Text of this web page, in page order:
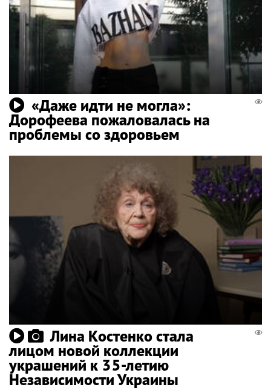
«Даже идти не могла»:
Дорофеева пожаловалась на
проблемы со здоровьем
Лина Костенко стала
лицом новой коллекции
украшений к 35-летию
Независимости Украины